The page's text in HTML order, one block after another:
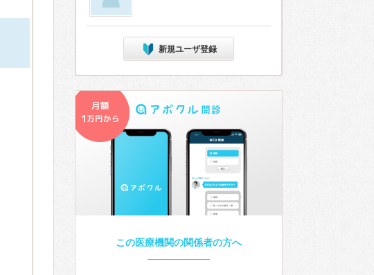
新規ユーザ登録
この医療機関の関係者の方へ